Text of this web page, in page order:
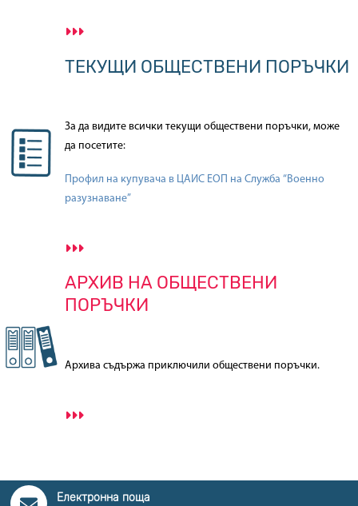
ТЕКУЩИ ОБЩЕСТВЕНИ ПОРЪЧКИ
За да видите всички текущи обществени поръчки, може
да посетите:
Профил на купувача в ЦАИС ЕОП на Служба “Военно
разузнаване”
АРХИВ НА ОБЩЕСТВЕНИ
ПОРЪЧКИ
Архива съдържа приключили обществени поръчки.
Електронна поща